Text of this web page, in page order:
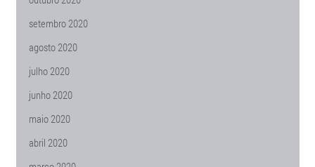
setembro 2020
agosto 2020
julho 2020
junho 2020
maio 2020
abril 2020